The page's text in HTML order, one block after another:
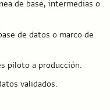
de base, intermedias o
de datos o marco de
piloto a producción.
validados.